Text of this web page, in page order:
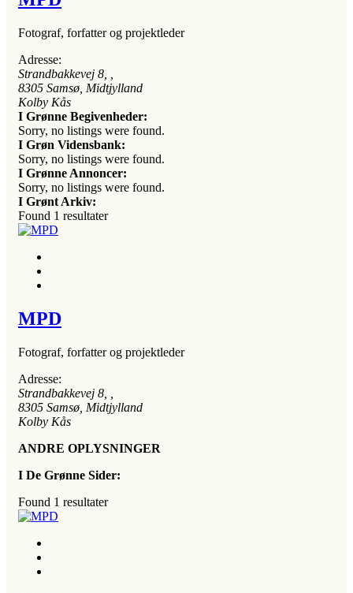
Fotograf, forfatter og projektleder
Adresse:
Strandbakkevej 8
8305 Samsø, Midtjylland
Kolby Kås
I Grønne Begivenheder:
Sorry, no listings were found.
I Grøn Vidensbank:
Sorry, no listings were found.
I Grønne Annoncer:
Sorry, no listings were found.
I Grønt Arkiv:
Found 1 resultater
MPD
Fotograf, forfatter og projektleder
Adresse:
Strandbakkevej 8
8305 Samsø, Midtjylland
Kolby Kås
ANDRE OPLYSNINGER
I De Grønne Sider:
Found 1 resultater